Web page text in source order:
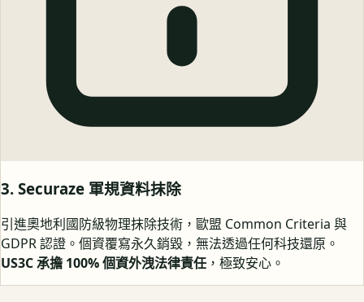
3. Securaze 軍規資料抹除
引進奧地利國防級物理抹除技術，歐盟 Common Criteria 與
GDPR 認證。個資覆寫永久銷毀，無法透過任何科技還原。
US3C 承擔 100% 個資外洩法律責任 ，極致安心。